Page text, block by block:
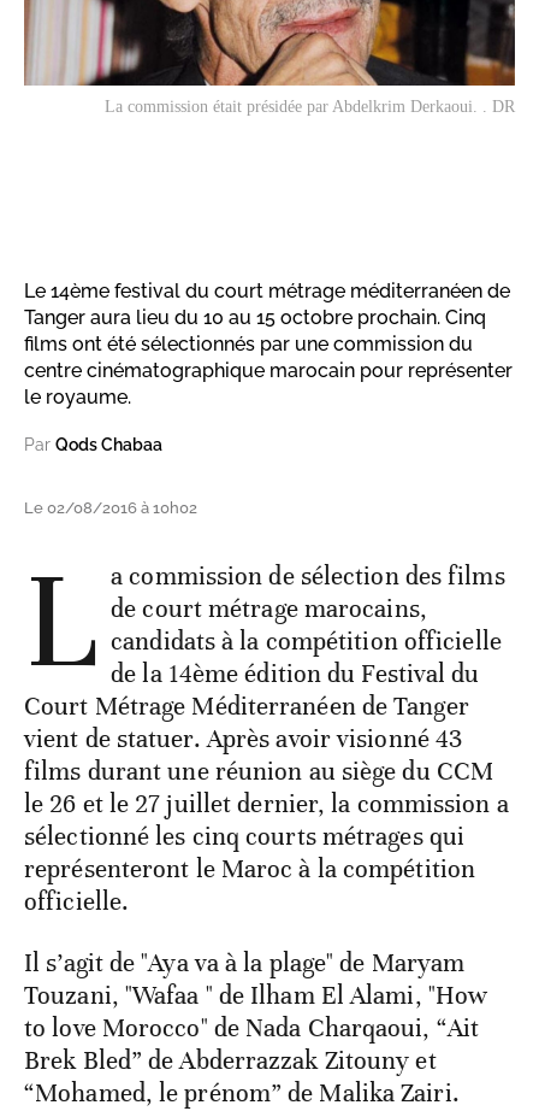
La commission était présidée par Abdelkrim Derkaoui. . DR
Le 14ème festival du court métrage méditerranéen de
Tanger aura lieu du 10 au 15 octobre prochain. Cinq
films ont été sélectionnés par une commission du
centre cinématographique marocain pour représenter
le royaume.
Par Qods Chabaa
Le 02/08/2016 à 10h02
L a commission de sélection des films
de court métrage marocains,
candidats à la compétition officielle
de la 14ème édition du Festival du
Court Métrage Méditerranéen de Tanger
vient de statuer. Après avoir visionné 43
films durant une réunion au siège du CCM
le 26 et le 27 juillet dernier, la commission a
sélectionné les cinq courts métrages qui
représenteront le Maroc à la compétition
officielle.
Il s’agit de "Aya va à la plage" de Maryam
Touzani, "Wafaa " de Ilham El Alami, "How
to love Morocco" de Nada Charqaoui, “Ait
Brek Bled” de Abderrazzak Zitouny et
“Mohamed, le prénom” de Malika Zairi.